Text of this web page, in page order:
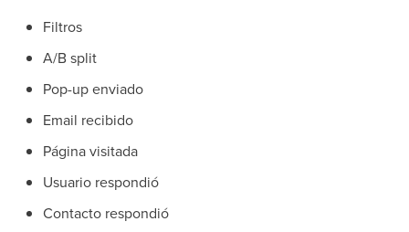
Filtros
A/B split
Pop-up enviado
Email recibido
Página visitada
Usuario respondió
Contacto respondió